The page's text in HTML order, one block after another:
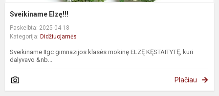
Sveikiname Elzę!!!
Paskelbta: 2025-04-18
Kategorija: Didžiuojamės
Sveikiname IIgc gimnazijos klasės mokinę ELZĘ KĘSTAITYTĘ, kuri
dalyvavo &nb...
Plačiau